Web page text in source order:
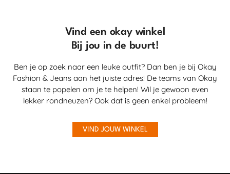
Vind een okay winkel
Bij jou in de buurt!
Ben je op zoek naar een leuke outfit? Dan ben je bij Okay
Fashion & Jeans aan het juiste adres! De teams van Okay
staan te popelen om je te helpen! Wil je gewoon even
lekker rondneuzen? Ook dat is geen enkel probleem!
VIND JOUW WINKEL